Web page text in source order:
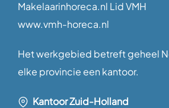
Makelaarinhoreca.nl Lid VMH
www.vmh-horeca.nl
Het werkgebied betreft geheel
elke provincie een kantoor.
Kantoor Zuid-Holland